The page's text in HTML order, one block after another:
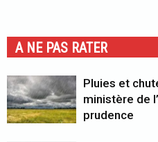
A NE PAS RATER
Pluies et
ministère de
prudence